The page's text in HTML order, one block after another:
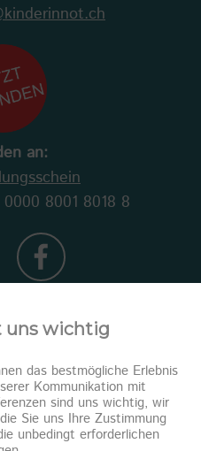
an:
8001 8018 8
uns wichtig
das bestmögliche Erlebnis
Kommunikation mit
sind uns wichtig, wir
Sie uns Ihre Zustimmung
unbedingt erforderlichen